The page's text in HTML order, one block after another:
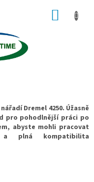
Dremel 4250. Úžasně
pro pohodlnější práci po
abyste mohli pracovat
a plná kompatibilita